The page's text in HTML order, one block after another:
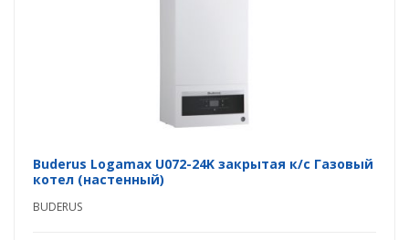
Buderus Logamax U072-24K закрытая к/с Газовый
котел (настенный)
BUDERUS